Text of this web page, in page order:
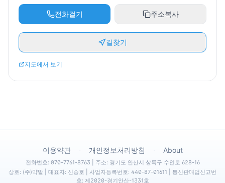
전화걸기 주소복사
길찾기
지도에서 보기
이용약관 개인정보처리방침 About
전화번호: 070-7761-8763 | 주소: 경기도 안산시 상록구 수인로 628-16
상호: (주)약발 | 대표자: 신승호 | 사업자등록번호: 440-87-01611 | 통신판매업신고번
호: 제2020-경기안산-1331호